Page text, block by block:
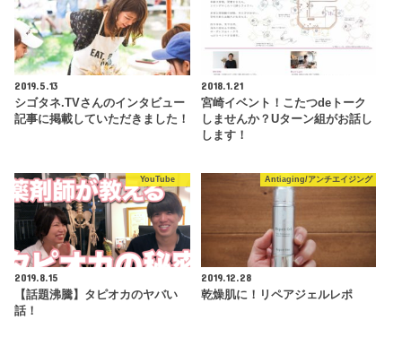
2019.5.13
シゴタネ.TVさんのインタビュー
記事に掲載していただきました！
2018.1.21
宮崎イベント！こたつdeトーク
しませんか？Uターン組がお話し
します！
YouTube
2019.8.15
【話題沸騰】タピオカのヤバい
話！
Antiaging/アンチエイジング
2019.12.28
乾燥肌に！リペアジェルレポ